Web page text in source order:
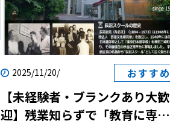
2025/11/20/ おすすめ
【未経験者・ブランクあり大歓
迎】残業知らずで「教育に専